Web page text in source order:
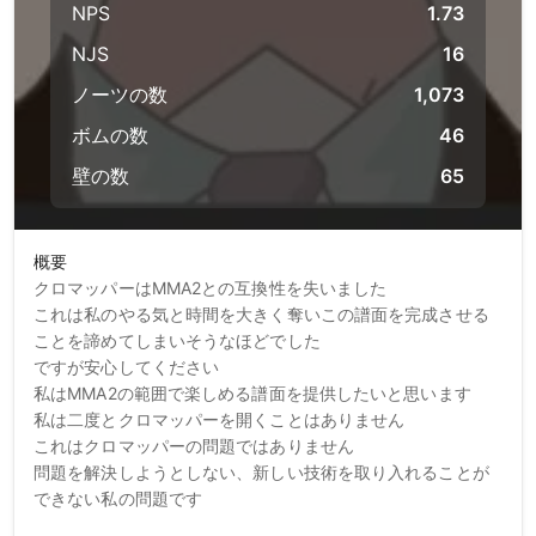
NPS
1.73
NJS
16
ノーツの数
1,073
ボムの数
46
壁の数
65
概要
クロマッパーはMMA2との互換性を失いました
これは私のやる気と時間を大きく奪いこの譜面を完成させる
ことを諦めてしまいそうなほどでした
ですが安心してください
私はMMA2の範囲で楽しめる譜面を提供したいと思います
私は二度とクロマッパーを開くことはありません
これはクロマッパーの問題ではありません
問題を解決しようとしない、新しい技術を取り入れることが
できない私の問題です